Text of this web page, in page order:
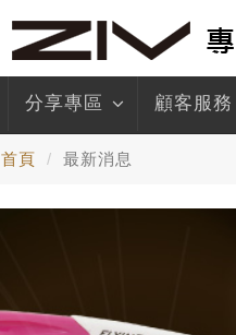
分享專區 顧客服務
首頁 最新消息